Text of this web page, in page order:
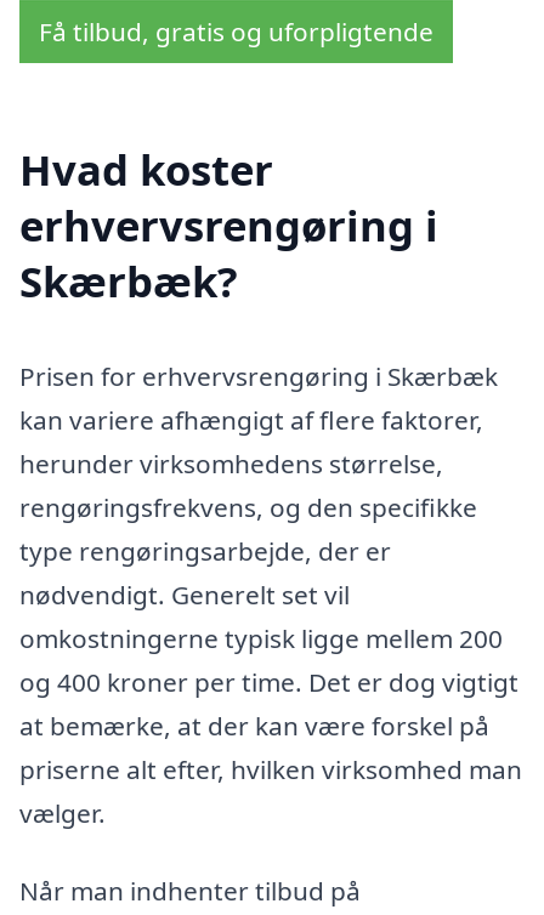
Få tilbud, gratis og uforpligtende
Hvad koster
erhvervsrengøring i
Skærbæk?
Prisen for erhvervsrengøring i Skærbæk
kan variere afhængigt af flere faktorer,
herunder virksomhedens størrelse,
rengøringsfrekvens, og den specifikke
type rengøringsarbejde, der er
nødvendigt. Generelt set vil
omkostningerne typisk ligge mellem 200
og 400 kroner per time. Det er dog vigtigt
at bemærke, at der kan være forskel på
priserne alt efter, hvilken virksomhed man
vælger.
Når man indhenter tilbud på